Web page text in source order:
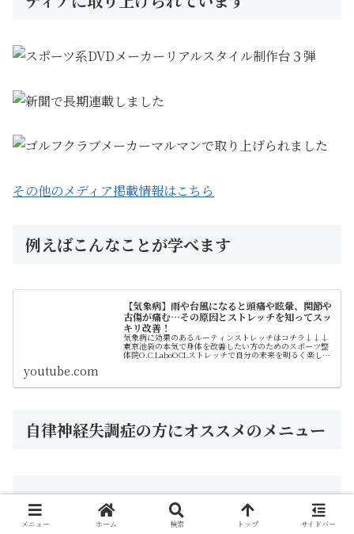
その他のメディア掲載情報はこちら
例えばこんなことが学べます
【気象病】雨や台風になると頭痛や眩暈、関節や
古傷が痛む…その原因とストレッチを知ってスッ
キリ改善！
気象病に効果のあるルーティンストレッチはコチラ↓↓↓
東京池袋の本気で身体を改善したい方のためのスポーツ整
体院O.C.LaboOCLストレッチで自分の未来を明るく楽しい
youtube.com
自律神経失調症の方にオススメのメニュー
メニュー ホーム 検索 トップ サイドバー